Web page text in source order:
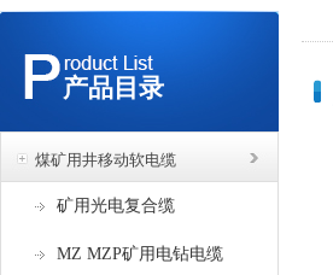
产品目录
煤矿用井移动软电缆
矿用光电复合缆
MZ MZP矿用电钻电缆